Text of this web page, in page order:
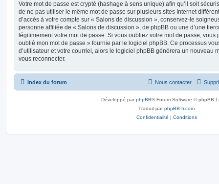
Votre mot de passe est crypté (hashage à sens unique) afin qu’il soit
de ne pas utiliser le même mot de passe sur plusieurs sites Internet
d’accès à votre compte sur « Salons de discussion », conservez-le
personne affiliée de « Salons de discussion », de phpBB ou une d’une
légitimement votre mot de passe. Si vous oubliez votre mot de passe, vous
oublié mon mot de passe » fournie par le logiciel phpBB. Ce processus
d’utilisateur et votre courriel, alors le logiciel phpBB générera un nouveau
vous reconnecter.
Index du forum Nous contacter
Développé parphpBB® Forum Software © phpBB
Traduit parphpBB-fr.com
Confidentialité | Conditions